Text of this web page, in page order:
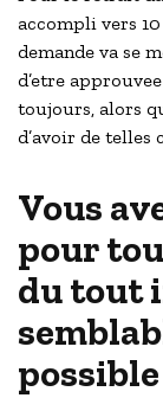
accompli vers
demande va se
d’etre
toujours, alors
d’avoir de telles
Vous
pour
du tout
possible